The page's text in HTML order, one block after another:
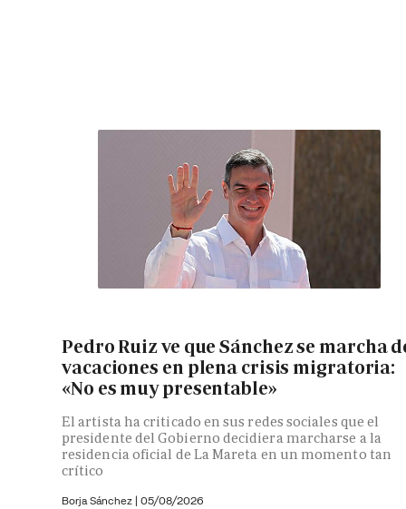
Pedro Ruiz ve que Sánchez se marcha
vacaciones en plena crisis migratoria:
«No es muy presentable»
El artista ha criticado en sus redes sociales que el
presidente del Gobierno decidiera marcharse a la
residencia oficial de La Mareta en un momento tan
crítico
Borja Sánchez | 05/08/2026